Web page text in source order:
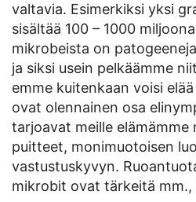
valtavia. Esimerkiksi yksi
sisältää 100 – 1000
mikrobeista on
ja siksi usein pelkäämme
emme kuitenkaan voisi
ovat olennainen osa
tarjoavat meille elämämme
puitteet, monimuotoisen
vastustuskyvyn.
mikrobit ovat tärkeitä mm.,